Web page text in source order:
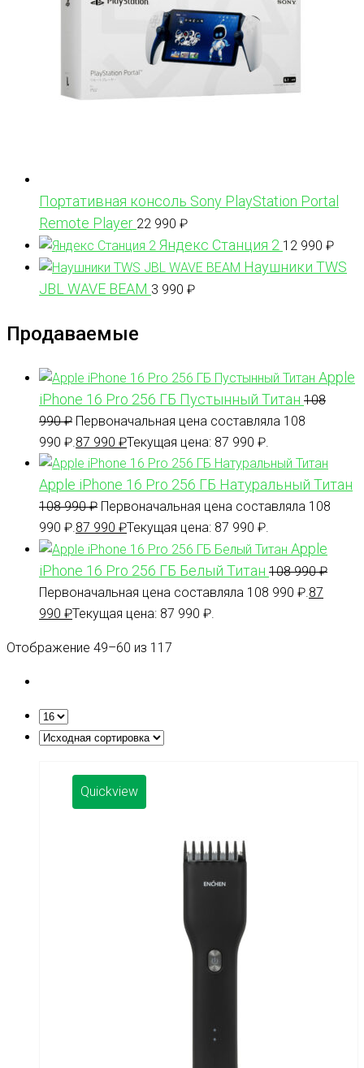
Портативная консоль Sony PlayStation Portal
Remote Player 22 990 ₽
Яндекс Станция 2 12 990 ₽
Наушники TWS
JBL WAVE BEAM 3 990 ₽
Продаваемые
Apple
iPhone 16 Pro 256 ГБ Пустынный Титан 108
990₽ Первоначальная цена составляла 108
990 ₽. 87 990 ₽Текущая цена: 87 990 ₽.
Apple iPhone 16 Pro 256 ГБ Натуральный Титан
108 990₽ Первоначальная цена составляла 108
990 ₽. 87 990 ₽Текущая цена: 87 990 ₽.
Apple
iPhone 16 Pro 256 ГБ Белый Титан 108 990₽
Первоначальная цена составляла 108 990 ₽. 87
990 ₽Текущая цена: 87 990 ₽.
Отображение 49–60 из 117
Quickview